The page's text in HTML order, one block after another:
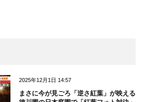
2025年12月1日 14:57
まさに今が見ごろ「逆さ紅葉」が映える